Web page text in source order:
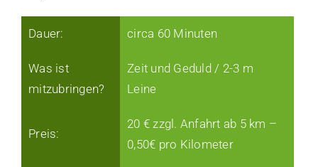
Dauer: circa 60 Minuten
Was ist
mitzubringen?
Zeit und Geduld / 2-3 m
Leine
Preis:
20 € zzgl. Anfahrt ab 5 km –
0,50€ pro Kilometer